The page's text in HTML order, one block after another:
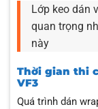
Lớp keo dán
quan trọng
này
Thời gian thi
VF3
Quá trình dán